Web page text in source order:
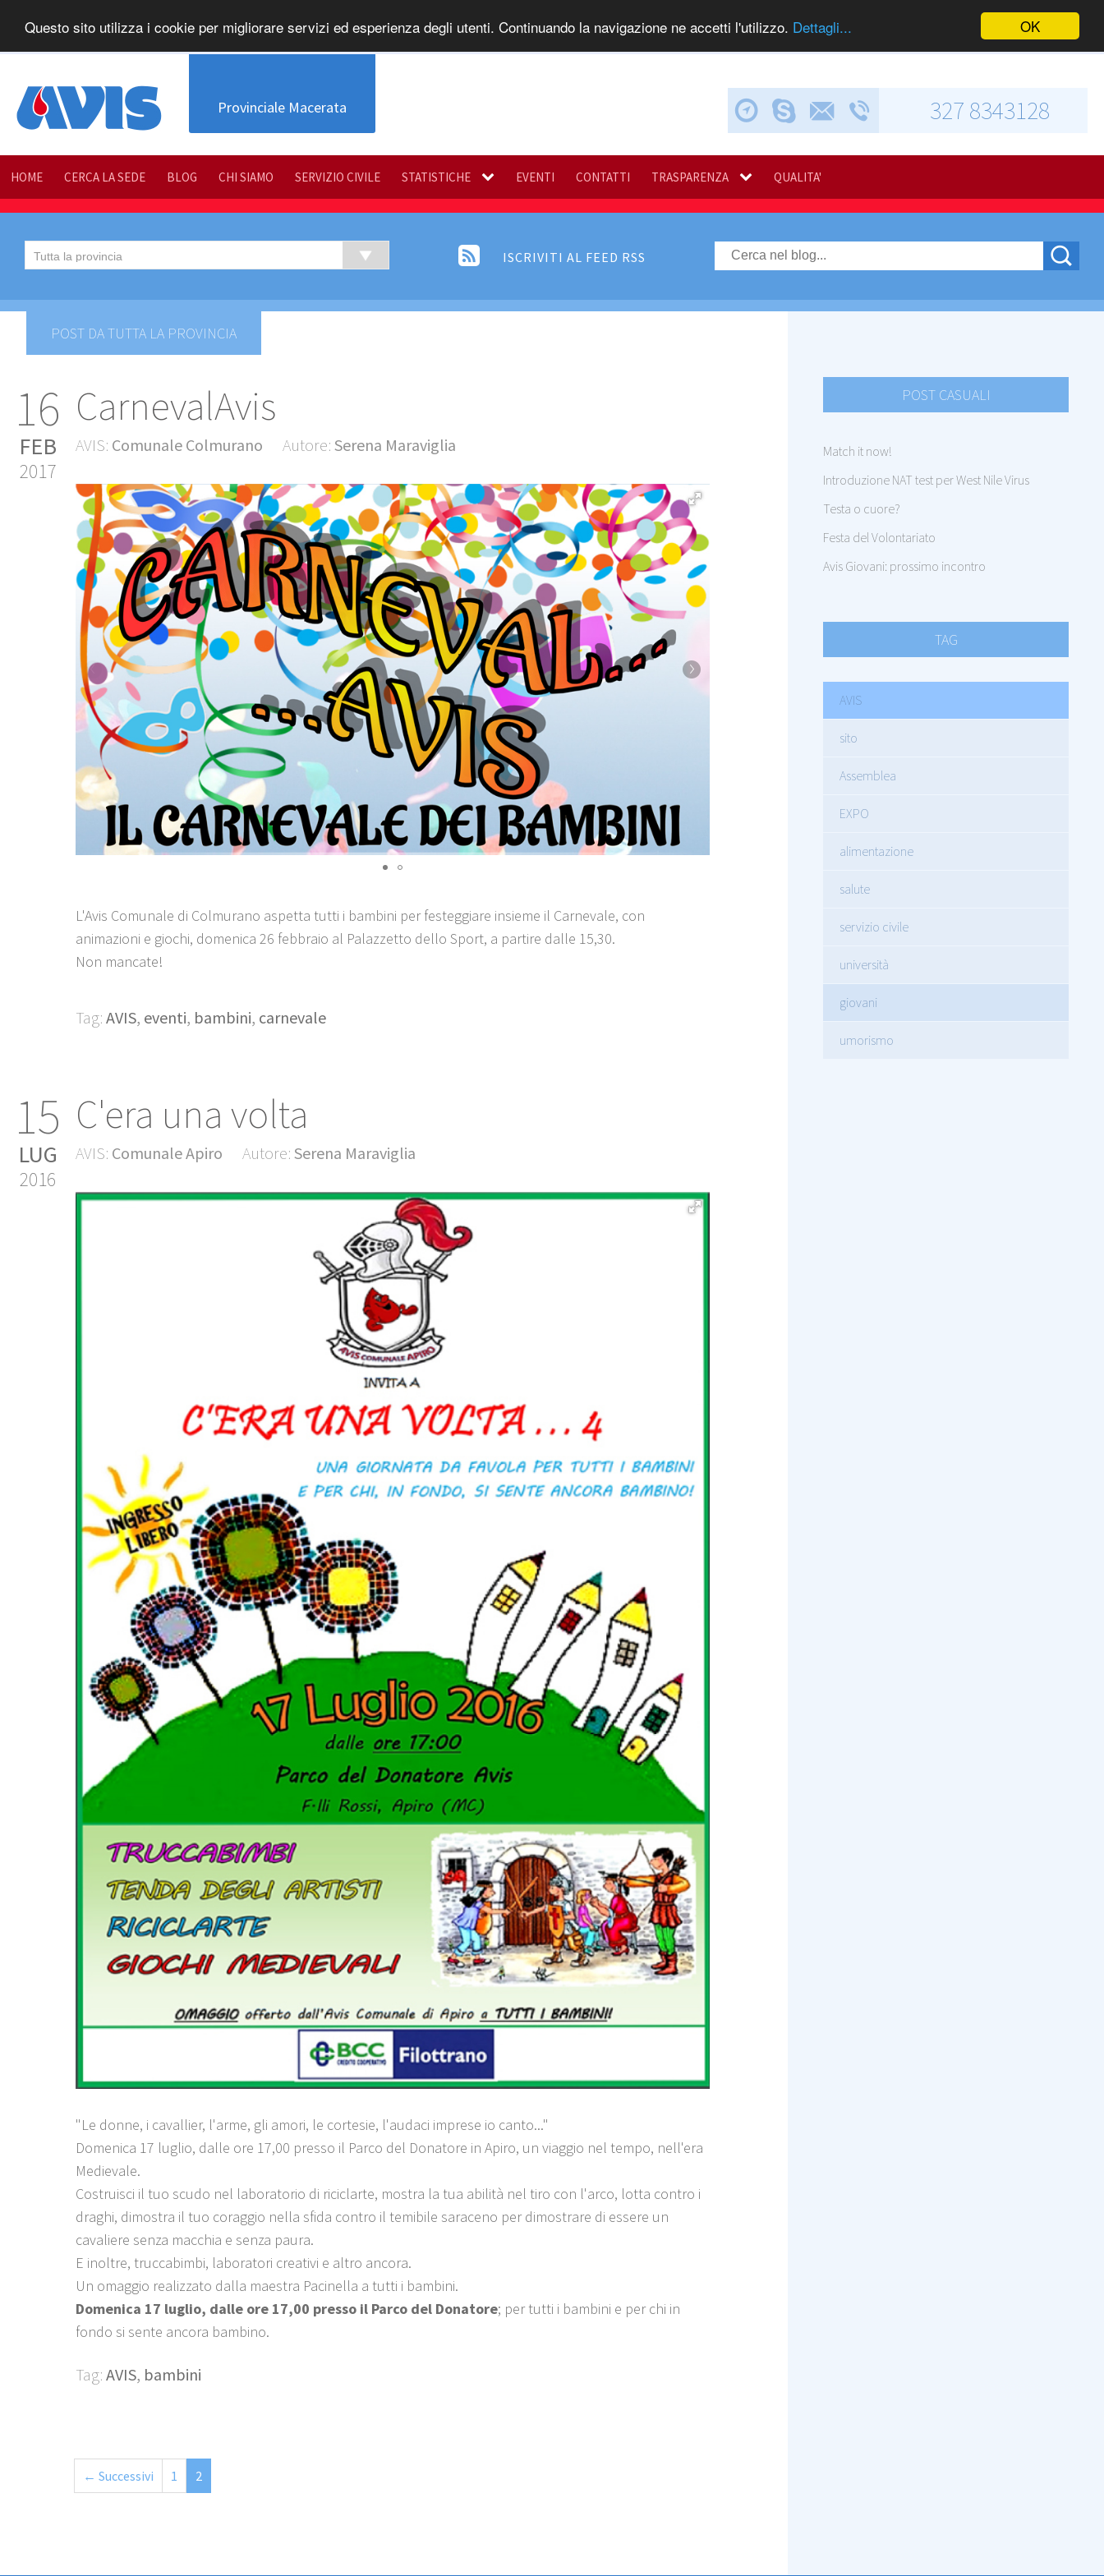
OK
Questo sito utilizza i cookie per migliorare servizi ed esperienza degli utenti. Continuando la navigazione ne accetti l'utilizzo. Dettagli...
Provinciale Macerata Via Calabresi, 5
Chiama via Skype
Invia una e-mail327 8343128
HOME CERCA LA SEDE BLOG CHI SIAMO SERVIZIO CIVILE STATISTICHE EVENTI CONTATTI TRASPARENZA QUALITA'
ISCRIVITI AL FEED RSS
POST DA TUTTA LA PROVINCIA
POST CASUALI
Match it now!
Introduzione NAT test per West Nile Virus
Testa o cuore?
Festa del Volontariato
Avis Giovani: prossimo incontro
TAG
AVIS
sito
Assemblea
EXPO
alimentazione
salute
servizio civile
università
giovani
umorismo
16
FEB
2017
CarnevalAvis
AVIS: Comunale Colmurano Autore: Serena Maraviglia
L'Avis Comunale di Colmurano aspetta tutti i bambini per festeggiare insieme il Carnevale, con
animazioni e giochi, domenica 26 febbraio al Palazzetto dello Sport, a partire dalle 15,30.
Non mancate!
Tag: AVIS, eventi, bambini, carnevale
15
LUG
2016
C'era una volta
AVIS: Comunale Apiro Autore: Serena Maraviglia
"Le donne, i cavallier, l'arme, gli amori, le cortesie, l'audaci imprese io canto..."
Domenica 17 luglio, dalle ore 17,00 presso il Parco del Donatore in Apiro, un viaggio nel tempo, nell'era
Medievale.
Costruisci il tuo scudo nel laboratorio di riciclarte, mostra la tua abilità nel tiro con l'arco, lotta contro i
draghi, dimostra il tuo coraggio nella sfida contro il temibile saraceno per dimostrare di essere un
cavaliere senza macchia e senza paura.
E inoltre, truccabimbi, laboratori creativi e altro ancora.
Un omaggio realizzato dalla maestra Pacinella a tutti i bambini.
Domenica 17 luglio, dalle ore 17,00 presso il Parco del Donatore; per tutti i bambini e per chi in
fondo si sente ancora bambino.
Tag: AVIS, bambini
← Successivi 1 2